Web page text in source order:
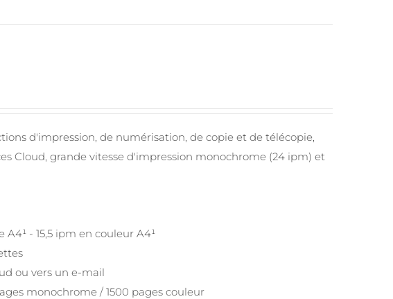
d'impression, de numérisation, de copie et de télécopie,
Cloud, grande vitesse d'impression monochrome (24 ipm) et
- 15,5 ipm en couleur A4¹
ou vers un e-mail
monochrome / 1500 pages couleur